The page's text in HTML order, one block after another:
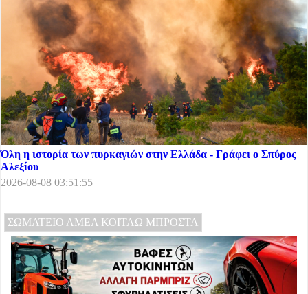
Όλη η ιστορία των πυρκαγιών στην Ελλάδα - Γράφει ο Σπύρος
Αλεξίου
2026-08-08 03:51:55
ΣΩΜΑΤΕΙΟ ΑΜΕΑ ΚΟΙΤΑΩ ΜΠΡΟΣΤΑ